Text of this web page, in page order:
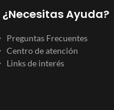
¿Necesitas Ayuda?
Preguntas Frecuentes
Centro de atención
Links de interés